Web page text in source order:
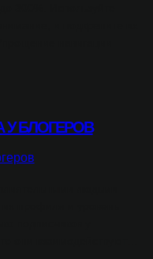
У БЛОГЕРОВ